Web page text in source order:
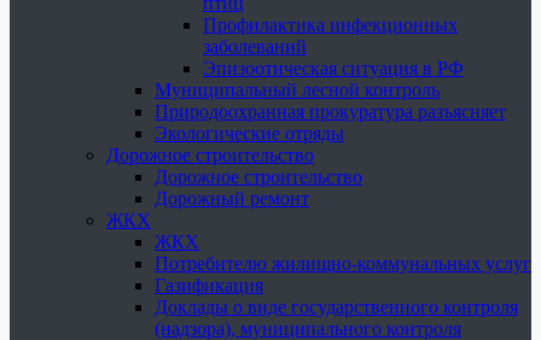
Профилактика инфекционных
заболеваний
Эпизоотическая ситуация в РФ
Муниципальный лесной контроль
Природоохранная прокуратура разъясняет
Экологические отряды
Дорожное строительство
Дорожное строительство
Дорожный ремонт
ЖКХ
ЖКХ
Потребителю жилищно-коммунальных услуг
Газификация
Доклады о виде государственного контроля
(надзора), муниципального контроля